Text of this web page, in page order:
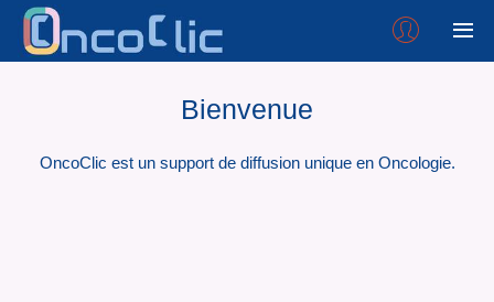
Bienvenue
OncoClic est un support de diffusion unique en Oncologie.